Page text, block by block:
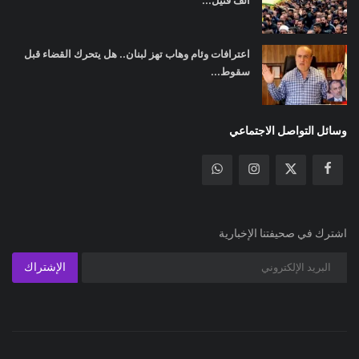
اعترافات وئام وهاب تهز لبنان.. هل يتحرك القضاء قبل
سقوط...
وسائل التواصل الاجتماعي
اشترك في صحيفتنا الإخبارية
الإشتراك